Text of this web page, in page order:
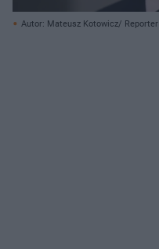
Autor: Mateusz Kotowicz/ Reporter